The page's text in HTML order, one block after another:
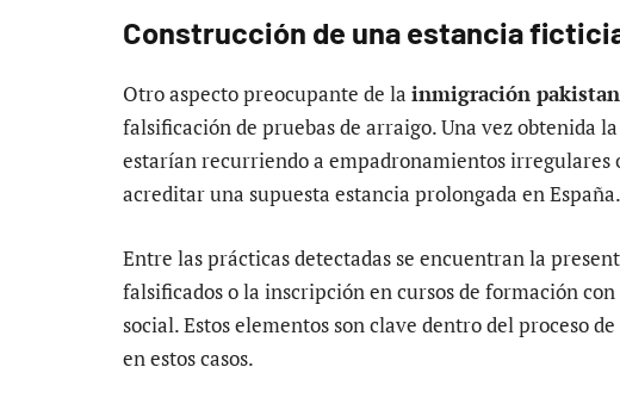
Construcción de una estancia
Otro aspecto preocupante de la inmigración
falsificación de pruebas de arraigo. Una vez obtenida
estarían recurriendo a empadronamientos irregulares
acreditar una supuesta estancia prolongada en España.
Entre las prácticas detectadas se encuentran la
falsificados o la inscripción en cursos de formación
social. Estos elementos son clave dentro del proceso
en estos casos.